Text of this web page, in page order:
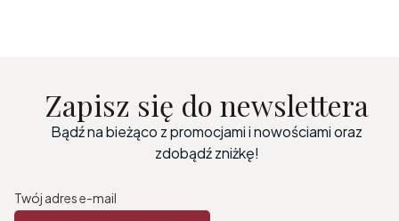
Zapisz się do newslettera
Bądź na bieżąco z promocjami i nowościami oraz
zdobądź zniżkę!
Twój adres e-mail